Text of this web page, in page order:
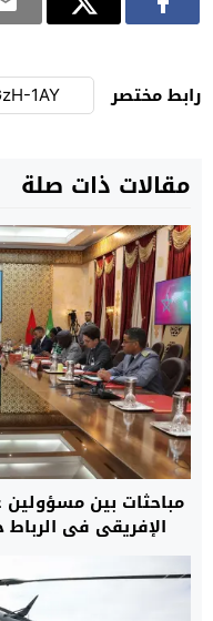
رابط مختصر
مقالات ذات صلة
مباحثات بين
الإفريقي في